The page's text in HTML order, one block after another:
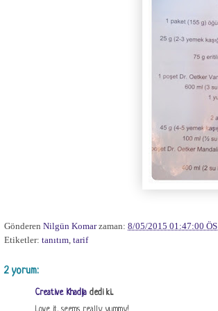
Gönderen Nilgün Komar zaman: 8/05/2015 01:47:00 ÖS
Etiketler: tanıtım tarif
2 yorum:
Creative Khadija dedi ki...